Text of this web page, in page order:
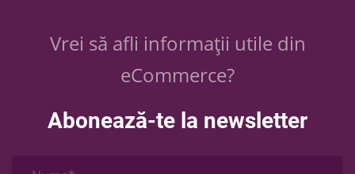
Vrei să afli informații utile din
eCommerce?
Abonează-te la newsletter